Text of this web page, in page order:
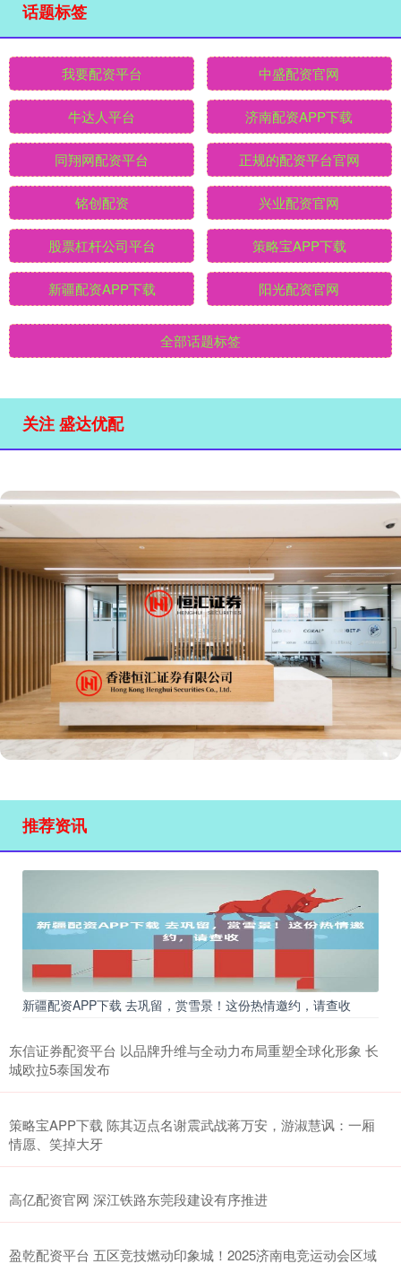
话题标签
我要配资平台 中盛配资官网
牛达人平台 济南配资APP下载
同翔网配资平台 正规的配资平台官网
铭创配资 兴业配资官网
股票杠杆公司平台 策略宝APP下载
新疆配资APP下载 阳光配资官网
全部话题标签
关注 盛达优配
推荐资讯
新疆配资APP下载 去巩留，赏雪景！这份热情邀约，请查收
东信证券配资平台 以品牌升维与全动力布局重塑全球化形象 长
城欧拉5泰国发布
策略宝APP下载 陈其迈点名谢震武战蒋万安，游淑慧讽：一厢
情愿、笑掉大牙
高亿配资官网 深江铁路东莞段建设有序推进
盈乾配资平台 五区竞技燃动印象城！2025济南电竞运动会区域